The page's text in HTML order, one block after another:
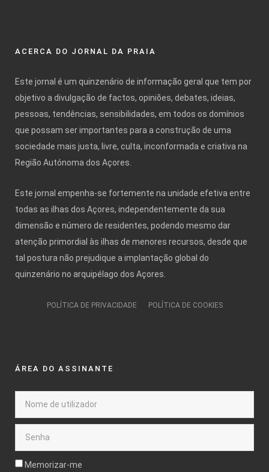
ACERCA DO JORNAL DA PRAIA
Este jornal é um quinzenário de informação geral que tem por
objetivo a divulgação de factos, opiniões, debates, ideias,
pessoas, tendências, sensibilidades, em todos os domínios
que possam ser importantes para a construção de uma
sociedade mais justa, livre, culta, inconformada e criativa na
Região Autónoma dos Açores.
Este jornal empenha-se fortemente na unidade efetiva entre
todas as ilhas dos Açores, independentemente da sua
dimensão e número de residentes, podendo mesmo dar
atenção primordial às ilhas de menores recursos, desde que
tal postura não prejudique a implantação global do
quinzenário no arquipélago dos Açores.
POLÍTICA DE PRIVACIDADE POLÍTICA DE COOKIES
ÁREA DO ASSINANTE
Memorizar-me